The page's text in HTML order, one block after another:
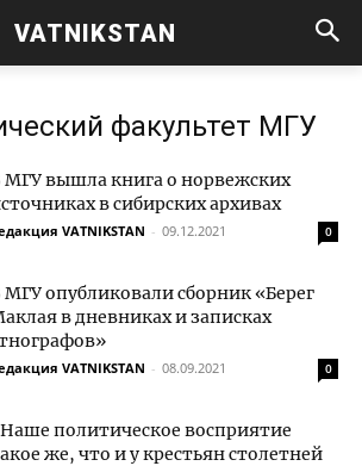
VATNIKSTAN
факультет МГУ
МГУ вышла книга о норвежских
в сибирских архивах
VATNIKSTAN - 09.12.2021 0
МГУ опубликовали сборник «Берег
в дневниках и записках
VATNIKSTAN - 08.09.2021 0
политическое восприятие
же, что и у крестьян столетней